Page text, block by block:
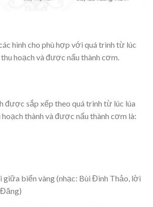
hình cho phù hợp với quá trình từ lúc
thu hoạch và được nấu thành cơm.
được sắp xếp theo quá trình từ lúc lúa
hoạch thành và được nấu thành cơm là:
giữa biển vàng (nhạc: Bùi Đình Thảo, lời